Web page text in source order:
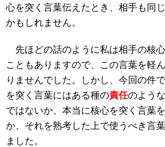
心を突く言葉伝えたとき、相手も同
かもしれません。
先ほどの話のように私は相手の核
こともありますので、この言葉を軽
りませんでした。しかし、今回の件
を突く言葉にはある種の責任のよう
ではないか、本当に核心を突く言葉
か、それを熟考した上で使うべき言
ました。